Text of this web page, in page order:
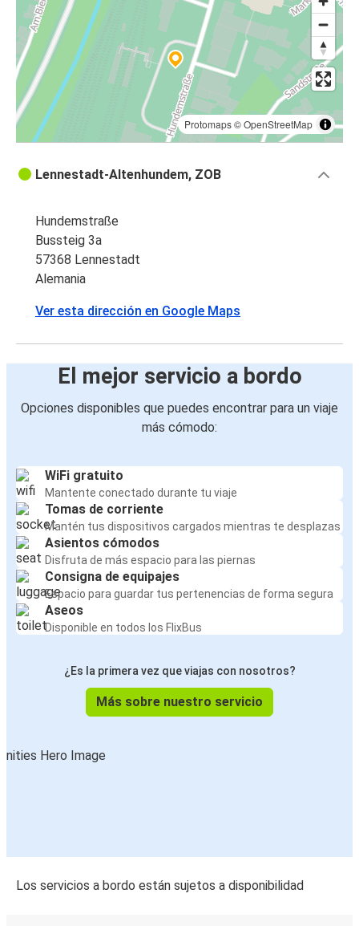
Protomaps©OpenStreetMap
Lennestadt-Altenhundem, ZOB
Hundemstraße
Bussteig 3a
57368 Lennestadt
Alemania
Ver esta dirección en Google Maps
El mejor servicio a bordo
Opciones disponibles que puedes encontrar para un viaje
más cómodo:
WiFi gratuito
Mantente conectado durante tu viaje
Tomas de corriente
Mantén tus dispositivos cargados mientras te desplazas
Asientos cómodos
Disfruta de más espacio para las piernas
Consigna de equipajes
Espacio para guardar tus pertenencias de forma segura
Aseos
Disponible en todos los FlixBus
¿Es la primera vez que viajas con nosotros?
Más sobre nuestro servicio
Los servicios a bordo están sujetos a disponibilidad